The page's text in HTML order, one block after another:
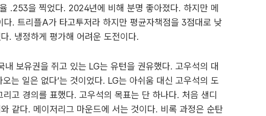
.253을 찍었다. 2024년에 비해 분명 좋아졌다. 하지만 메
다. 트리플A가 타고투저라 하지만 평균자책점을 3점대로 낮
. 냉정하게 평가해 어려운 도전이다.
보유권을 쥐고 있는 LG는 유턴을 권유했다. 고우석의 대
는 일은 없다’는 것이었다. LG는 아쉬움 대신 고우석의 도
고 경의를 표했다. 고우석의 목표는 단 하나다. 처음 샌디
같다. 메이저리그 마운드에 서는 것이다. 비록 과정은 순탄